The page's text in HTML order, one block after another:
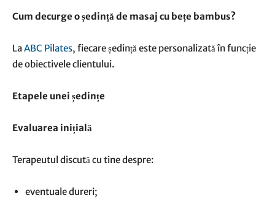
Cum decurge o ședință de masaj cu bețe bambus?
LaABC Pilates, fiecare ședință este personalizată în funcție
de obiectivele clientului.
Etapele unei ședințe
Evaluarea inițială
Terapeutul discută cu tine despre:
eventuale dureri;